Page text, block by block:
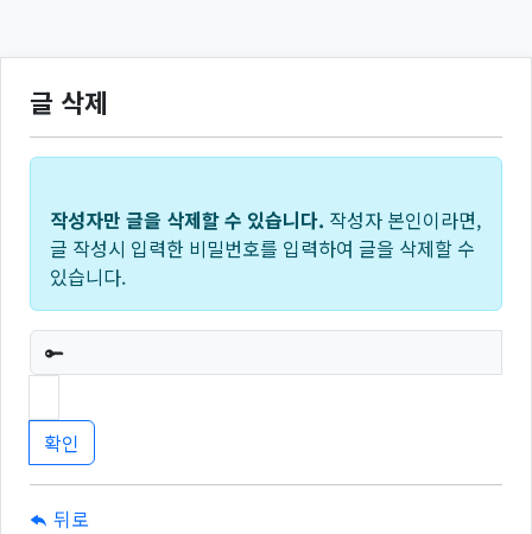
글 삭제
작성자만 글을 삭제할 수 있습니다. 작성자 본인이라면,
글 작성시 입력한 비밀번호를 입력하여 글을 삭제할 수
있습니다.
필수
뒤로